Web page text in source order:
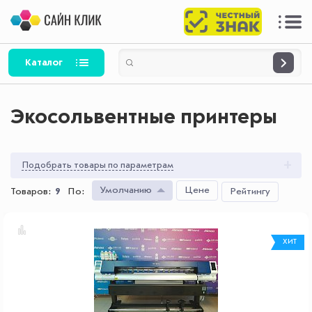
Каталог
Экосольвентные принтеры
Подобрать товары по параметрам
Товаров: 9 По: Умолчанию Цене Рейтингу
ХИТ